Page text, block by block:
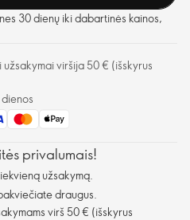
30 dienų iki dabartinės kainos,
viršija 50 € (išskyrus
privalumais!
užsakymą.
draugus.
virš 50 € (išskyrus